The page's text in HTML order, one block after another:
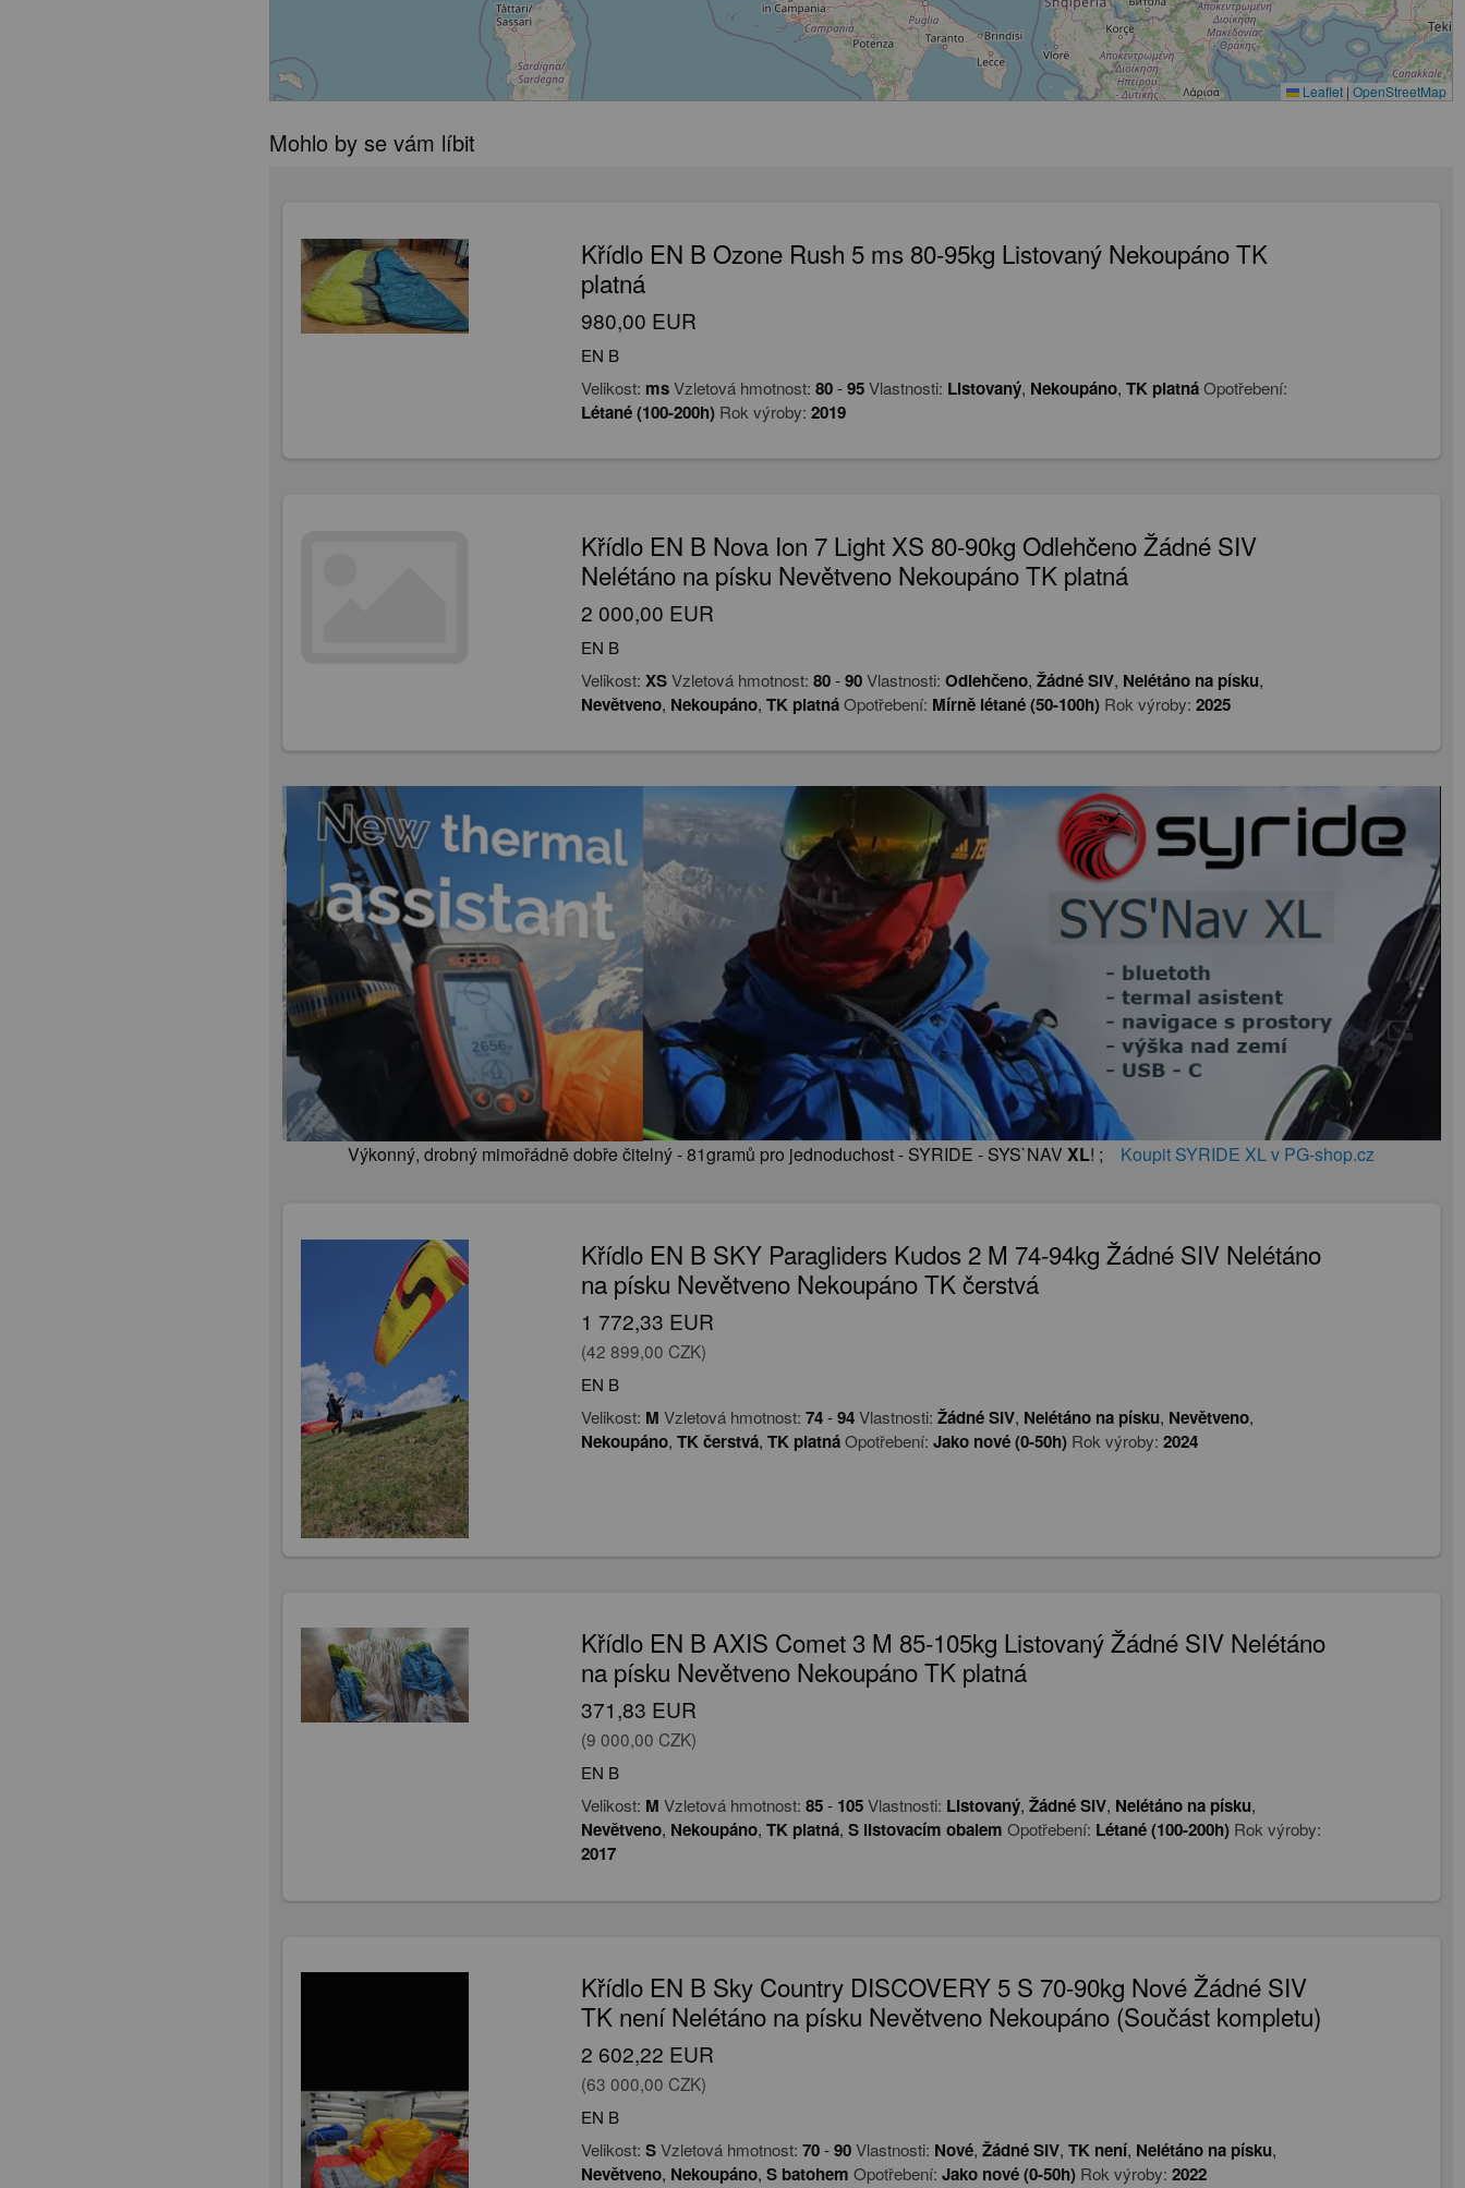
Leaflet | OpenStreetMap
Mohlo by se vám líbit
Křídlo EN B Ozone Rush 5 ms 80-95kg Listovaný Nekoupáno TK
platná
980,00 EUR
EN B
Velikost: msVzletová hmotnost: 80-95Vlastnosti: Listovaný, Nekoupáno, TK platnáOpotřebení:
Létané (100-200h)Rok výroby: 2019
Křídlo EN B Nova Ion 7 Light XS 80-90kg Odlehčeno Žádné SIV
Nelétáno na písku Nevětveno Nekoupáno TK platná
2 000,00 EUR
EN B
Velikost: XSVzletová hmotnost: 80-90Vlastnosti: Odlehčeno, Žádné SIV, Nelétáno na písku,
Nevětveno, Nekoupáno, TK platnáOpotřebení: Mírně létané (50-100h)Rok výroby: 2025
Výkonný, drobný mimořádně dobře čitelný - 81gramů pro jednoduchost - SYRIDE - SYS`NAVXL! ; Koupit SYRIDE XL v PG-shop.cz
Křídlo EN B SKY Paragliders Kudos 2 M 74-94kg Žádné SIV Nelétáno
na písku Nevětveno Nekoupáno TK čerstvá
1 772,33 EUR
(42 899,00 CZK)
EN B
Velikost: M Vzletová hmotnost: 74-94Vlastnosti: Žádné SIV, Nelétáno na písku, Nevětveno,
Nekoupáno, TK čerstvá, TK platnáOpotřebení: Jako nové (0-50h)Rok výroby: 2024
Křídlo EN B AXIS Comet 3 M 85-105kg Listovaný Žádné SIV Nelétáno
na písku Nevětveno Nekoupáno TK platná
371,83 EUR
(9 000,00 CZK)
EN B
Velikost: M Vzletová hmotnost: 85- 105Vlastnosti: Listovaný, Žádné SIV, Nelétáno na písku,
Nevětveno, Nekoupáno, TK platná, S listovacím obalem Opotřebení: Létané (100-200h)Rok výroby:
2017
Křídlo EN B Sky Country DISCOVERY 5 S 70-90kg Nové Žádné SIV
TK není Nelétáno na písku Nevětveno Nekoupáno (Součást kompletu)
2 602,22 EUR
(63 000,00 CZK)
EN B
Velikost: SVzletová hmotnost: 70-90Vlastnosti: Nové, Žádné SIV, TK není, Nelétáno na písku,
Nevětveno, Nekoupáno, S batohem Opotřebení: Jako nové (0-50h)Rok výroby: 2022